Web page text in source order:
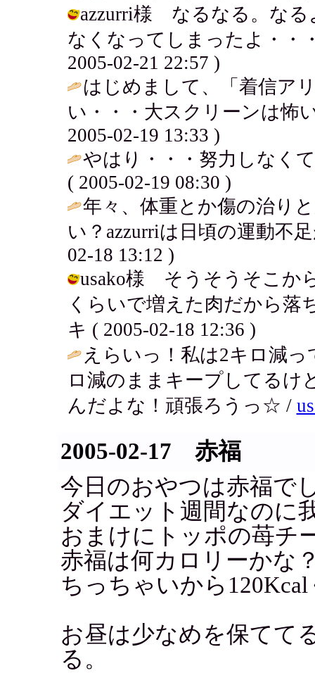
azzurri様 なるなる。なる
なくなってしまったよ・・
2005-02-21 22:57 )
はじめまして、「着信ア
い・・・大スクリーンは怖
2005-02-19 13:33 )
やはり・・・努力しなく
( 2005-02-19 08:30 )
年々、体重とか傷の治り
い？azzurriは日頃の運動不
02-18 13:12 )
usako様 そうそうそこか
くらいで増えた肉だから落
キ ( 2005-02-18 12:36 )
えらいっ！私は2キロ減
ロ減のままキープしてるけ
んだよな！頑張ろうっ☆ /
2005-02-17 赤福
今日のおやつは赤福で
ダイエット週間なのに
おまけにトッポの苺チ
赤福は何カロリーかな
ちっちゃいから
お昼は少なめを保てて
る。